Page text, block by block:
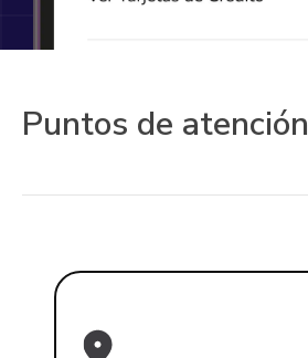
Puntos de atención